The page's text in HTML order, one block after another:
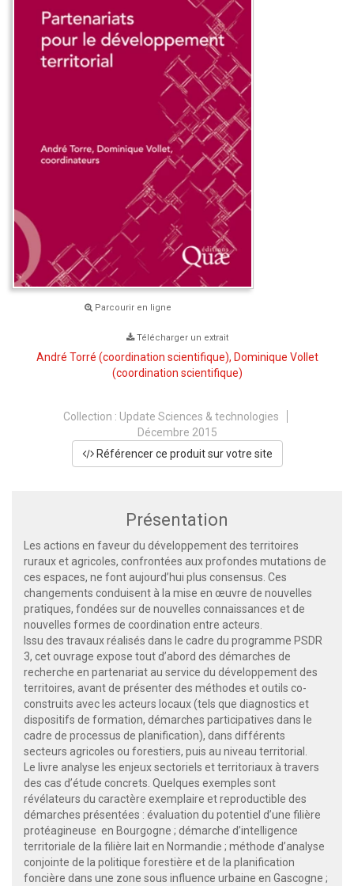
Parcourir en ligne
Télécharger un extrait
André Torré (coordination scientifique), Dominique Vollet
(coordination scientifique)
Collection : Update Sciences & technologies
Décembre 2015
Référencer ce produit sur votre site
Présentation
Les actions en faveur du développement des territoires
ruraux et agricoles, confrontées aux profondes mutations de
ces espaces, ne font aujourd’hui plus consensus. Ces
changements conduisent à la mise en œuvre de nouvelles
pratiques, fondées sur de nouvelles connaissances et de
nouvelles formes de coordination entre acteurs.
Issu des travaux réalisés dans le cadre du programme PSDR
3, cet ouvrage expose tout d’abord des démarches de
recherche en partenariat au service du développement des
territoires, avant de présenter des méthodes et outils co-
construits avec les acteurs locaux (tels que diagnostics et
dispositifs de formation, démarches participatives dans le
cadre de processus de planification), dans différents
secteurs agricoles ou forestiers, puis au niveau territorial.
Le livre analyse les enjeux sectoriels et territoriaux à travers
des cas d’étude concrets. Quelques exemples sont
révélateurs du caractère exemplaire et reproductible des
démarches présentées : évaluation du potentiel d’une filière
protéagineuse en Bourgogne ; démarche d’intelligence
territoriale de la filière lait en Normandie ; méthode d’analyse
conjointe de la politique forestière et de la planification
foncière dans une zone sous influence urbaine en Gascogne ;